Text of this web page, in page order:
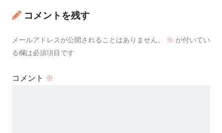
コメントを残す
メールアドレスが公開されることはありません。 ※ が付いてい
る欄は必須項目です
コメント ※